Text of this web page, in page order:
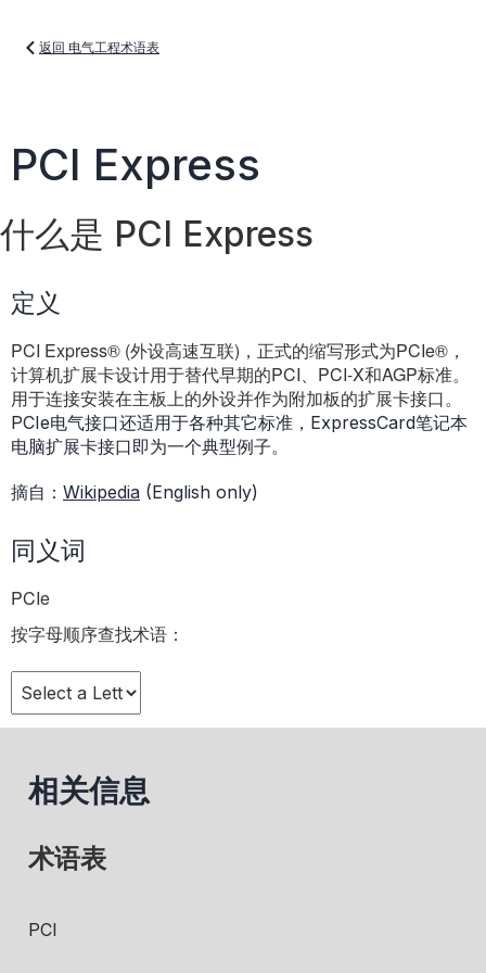
返回 电气工程术语表
PCI Express
什么是 PCI Express
定义
PCI Express® (外设高速互联)，正式的缩写形式为PCIe®，
计算机扩展卡设计用于替代早期的PCI、PCI-X和AGP标准。
用于连接安装在主板上的外设并作为附加板的扩展卡接口。
PCIe电气接口还适用于各种其它标准，ExpressCard笔记本
电脑扩展卡接口即为一个典型例子。
摘自： Wikipedia (English only)
同义词
PCIe
按字母顺序查找术语：
相关信息
术语表
PCI